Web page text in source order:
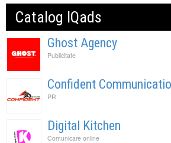
Catalog IQads
Ghost Agency
Publicitate
Confident
PR
Digital Kitchen
Comunicare online